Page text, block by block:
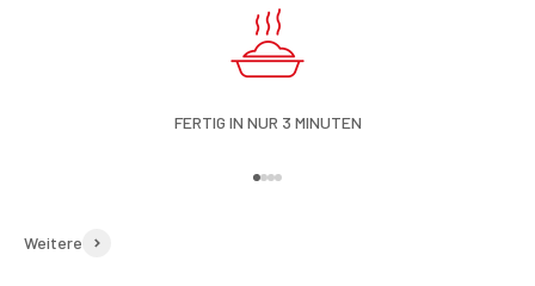
FERTIG IN NUR 3 MINUTEN
Weitere